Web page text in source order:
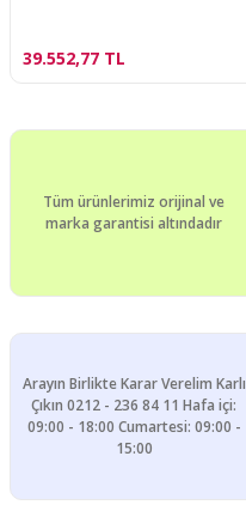
39.552,77 TL
Tüm ürünlerimiz orijinal ve
marka garantisi altındadır
Arayın Birlikte Karar Verelim Karlı
Çıkın 0212 - 236 84 11 Hafa içi:
09:00 - 18:00 Cumartesi: 09:00 -
15:00